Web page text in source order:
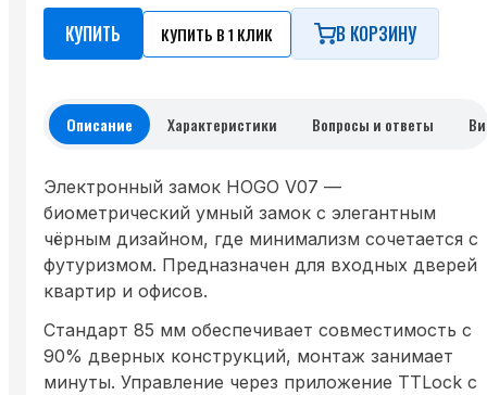
КУПИТЬ КУПИТЬ В 1 КЛИК В КОРЗИНУ
Описание Характеристики Вопросы и ответы
Электронный замок HOGO V07 —
биометрический умный замок с элегантным
чёрным дизайном, где минимализм сочетается с
футуризмом. Предназначен для входных дверей
квартир и офисов.
Стандарт 85 мм обеспечивает совместимость с
90% дверных конструкций, монтаж занимает
минуты. Управление через приложение TTLock с